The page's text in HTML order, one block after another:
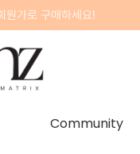
원가로 구매하세요!
Community